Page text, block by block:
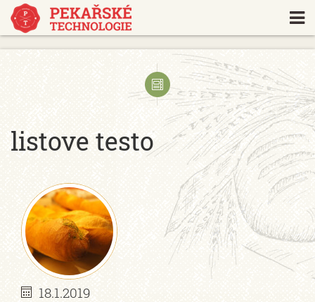
https://www.traditionrolex.com/18
listove testo
18.1.2019